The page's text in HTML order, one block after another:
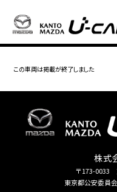
この車両は掲載が終了しました
株式
〒173-0033
東京都公安委員